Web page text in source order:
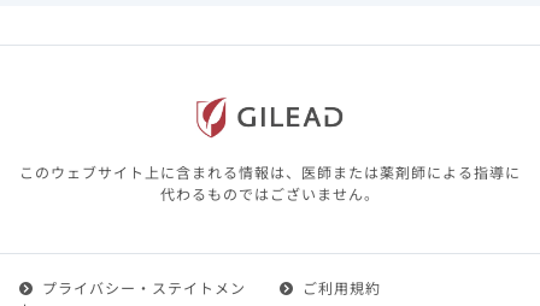
このウェブサイト上に含まれる情報は、医師または薬剤師による指導に
代わるものではございません。
プライバシー・ステイトメン
ご利用規約